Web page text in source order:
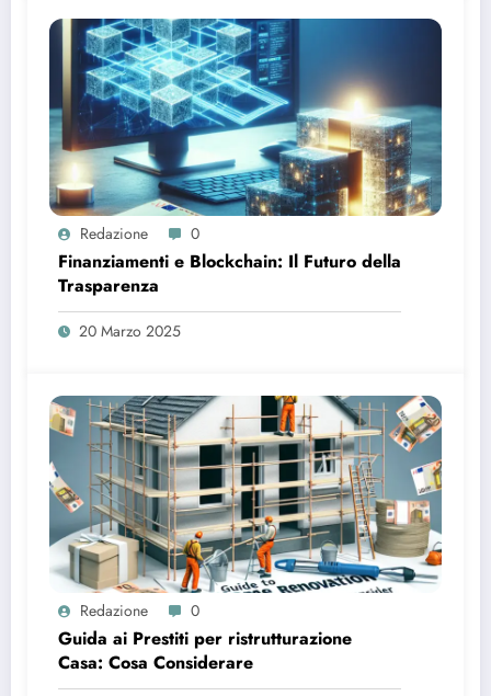
Redazione 0
Finanziamenti e Blockchain: Il Futuro della
Trasparenza
20 Marzo 2025
Redazione 0
Guida ai Prestiti per ristrutturazione
Casa: Cosa Considerare